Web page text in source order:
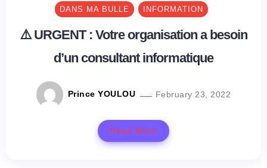
DANS MA BULLE INFORMATION
⚠️ URGENT : Votre organisation a besoin
d’un consultant informatique
Prince YOULOU February 23, 2022
Read More